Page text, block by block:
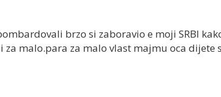
brzo si zaboravio e moji SRBI
malo.para za malo vlast majmu oca dijete